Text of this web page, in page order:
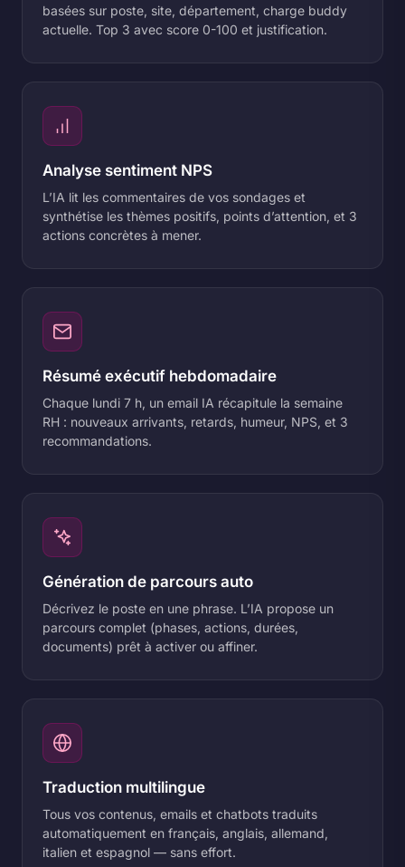
basées sur poste, site, département, charge buddy
actuelle. Top 3 avec score 0-100 et justification.
Analyse sentiment NPS
L’IA lit les commentaires de vos sondages et
synthétise les thèmes positifs, points d’attention, et 3
actions concrètes à mener.
Résumé exécutif hebdomadaire
Chaque lundi 7 h, un email IA récapitule la semaine
RH : nouveaux arrivants, retards, humeur, NPS, et 3
recommandations.
Génération de parcours auto
Décrivez le poste en une phrase. L’IA propose un
parcours complet (phases, actions, durées,
documents) prêt à activer ou affiner.
Traduction multilingue
Tous vos contenus, emails et chatbots traduits
automatiquement en français, anglais, allemand,
italien et espagnol — sans effort.